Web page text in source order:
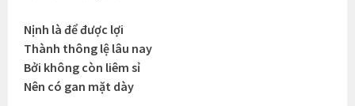
Nịnh là để được lợi
Thành thông lệ lâu nay
Bởi không còn liêm sỉ
Nên có gan mặt dày